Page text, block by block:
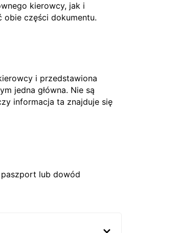
kierowcy, jak i
obie części dokumentu.
i przedstawiona
jedna główna. Nie są
informacja ta znajduje się
lub dowód